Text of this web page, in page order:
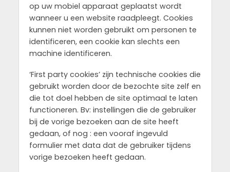
op uw mobiel apparaat geplaatst wordt
wanneer u een website raadpleegt. Cookies
kunnen niet worden gebruikt om personen te
identificeren, een cookie kan slechts een
machine identificeren.
‘First party cookies’ zijn technische cookies die
gebruikt worden door de bezochte site zelf en
die tot doel hebben de site optimaal te laten
functioneren. Bv: instellingen die de gebruiker
bij de vorige bezoeken aan de site heeft
gedaan, of nog : een vooraf ingevuld
formulier met data dat de gebruiker tijdens
vorige bezoeken heeft gedaan.